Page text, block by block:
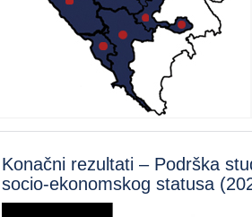
Konačni rezultati – Podrška
socio-ekonomskog statusa